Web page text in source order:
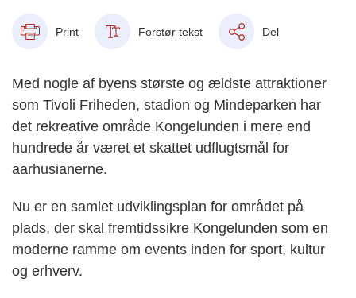
Print Forstør tekst Del
Med nogle af byens største og ældste attraktioner
som Tivoli Friheden, stadion og Mindeparken har
det rekreative område Kongelunden i mere end
hundrede år været et skattet udflugtsmål for
aarhusianerne.
Nu er en samlet udviklingsplan for området på
plads, der skal fremtidssikre Kongelunden som en
moderne ramme om events inden for sport, kultur
og erhverv.